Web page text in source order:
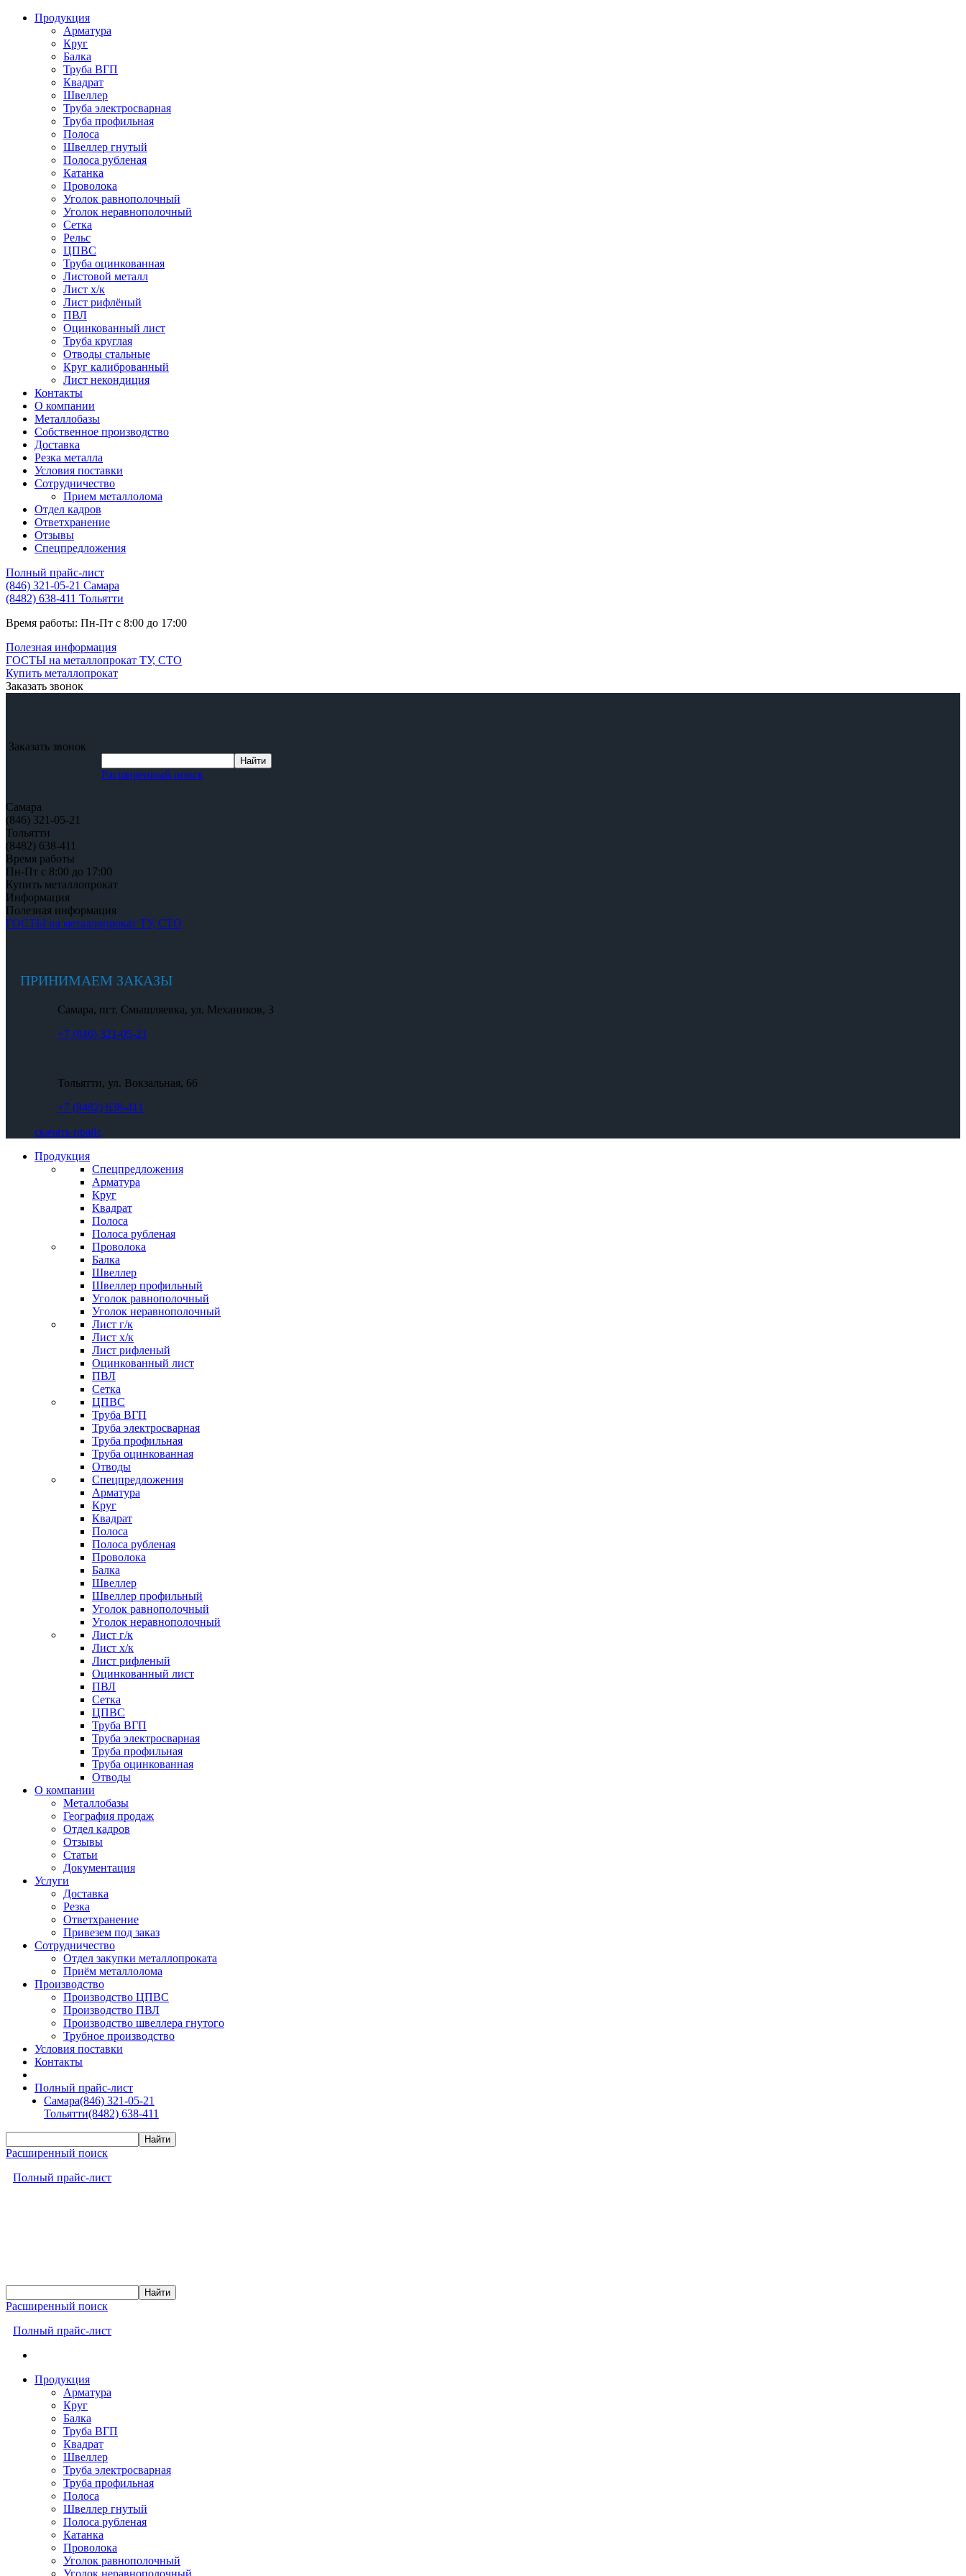
Продукция
Арматура
Круг
Балка
Труба ВГП
Квадрат
Швеллер
Труба электросварная
Труба профильная
Полоса
Швеллер гнутый
Полоса рубленая
Катанка
Проволока
Уголок равнополочный
Уголок неравнополочный
Сетка
Рельс
ЦПВС
Труба оцинкованная
Листовой металл
Лист х/к
Лист рифлёный
ПВЛ
Оцинкованный лист
Труба круглая
Отводы стальные
Круг калиброванный
Лист некондиция
Контакты
О компании
Металлобазы
Собственное производство
Доставка
Резка металла
Условия поставки
Сотрудничество
Прием металлолома
Отдел кадров
Ответхранение
Отзывы
Спецпредложения
Полный прайс-лист
(846) 321-05-21 Самара
(8482) 638-411 Тольятти
Время работы: Пн-Пт с 8:00 до 17:00
Полезная информация
ГОСТЫ на металлопрокат ТУ, СТО
Купить металлопрокат
Заказать звонок
Заказать звонок
Расширенный поиск
Самара
(846) 321-05-21
Тольятти
(8482) 638-411
Время работы
Пн-Пт с 8:00 до 17:00
Купить металлопрокат
Информация
Полезная информация
ГОСТЫ на металлопрокат ТУ, СТО
ПРИНИМАЕМ ЗАКАЗЫ
Самара, пгт. Смышляевка, ул. Механиков, 3
+7 (846) 321-05-21
Тольятти, ул. Вокзальная, 66
+7 (8482) 638-411
скачать прайс
Продукция
Спецпредложения
Арматура
Круг
Квадрат
Полоса
Полоса рубленая
Проволока
Балка
Швеллер
Швеллер профильный
Уголок равнополочный
Уголок неравнополочный
Лист г/к
Лист х/к
Лист рифленый
Оцинкованный лист
ПВЛ
Сетка
ЦПВС
Труба ВГП
Труба электросварная
Труба профильная
Труба оцинкованная
Отводы
Спецпредложения
Арматура
Круг
Квадрат
Полоса
Полоса рубленая
Проволока
Балка
Швеллер
Швеллер профильный
Уголок равнополочный
Уголок неравнополочный
Лист г/к
Лист х/к
Лист рифленый
Оцинкованный лист
ПВЛ
Сетка
ЦПВС
Труба ВГП
Труба электросварная
Труба профильная
Труба оцинкованная
Отводы
О компании
Металлобазы
География продаж
Отдел кадров
Отзывы
Статьи
Документация
Услуги
Доставка
Резка
Ответхранение
Привезем под заказ
Сотрудничество
Отдел закупки металлопроката
Приём металлолома
Производство
Производство ЦПВС
Производство ПВЛ
Производство швеллера гнутого
Трубное производство
Условия поставки
Контакты
Полный прайс-лист
Самара(846) 321-05-21
Тольятти(8482) 638-411
Расширенный поиск
Полный прайс-лист
Расширенный поиск
Полный прайс-лист
Продукция
Арматура
Круг
Балка
Труба ВГП
Квадрат
Швеллер
Труба электросварная
Труба профильная
Полоса
Швеллер гнутый
Полоса рубленая
Катанка
Проволока
Уголок равнополочный